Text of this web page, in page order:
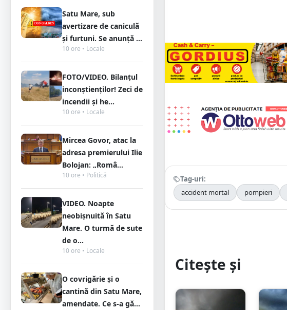
Satu Mare, sub
avertizare de caniculă
și furtuni. Se anunță ...
10 ore • Locale
FOTO/VIDEO. Bilanțul
inconștienților! Zeci de
incendii și he...
10 ore • Locale
Mircea Govor, atac la
adresa premierului Ilie
Bolojan: „Româ...
10 ore • Politică
VIDEO. Noapte
neobișnuită în Satu
Mare. O turmă de sute
de o...
10 ore • Locale
O covrigărie și o
cantină din Satu Mare,
amendate. Ce s-a gă...
Tag-uri:
accident mortal
pompieri
Citește și